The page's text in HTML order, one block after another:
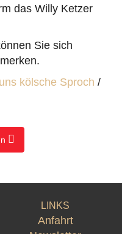
das Willy Ketzer
Sie sich
kölsche Sproch /
LINKS
Anfahrt